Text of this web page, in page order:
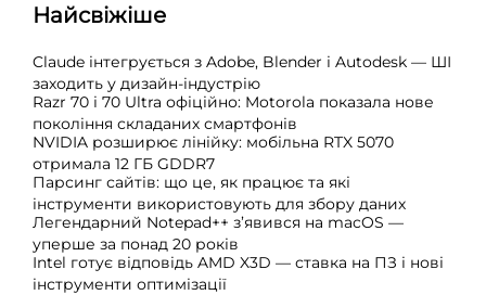
Найсвіжіше
Claude інтегрується з Adobe, Blender і Autodesk — ШІ
заходить у дизайн-індустрію
Razr 70 і 70 Ultra офіційно: Motorola показала нове
покоління складаних смартфонів
NVIDIA розширює лінійку: мобільна RTX 5070
отримала 12 ГБ GDDR7
Парсинг сайтів: що це, як працює та які
інструменти використовують для збору даних
Легендарний Notepad++ з’явився на macOS —
уперше за понад 20 років
Intel готує відповідь AMD X3D — ставка на ПЗ і нові
інструменти оптимізації